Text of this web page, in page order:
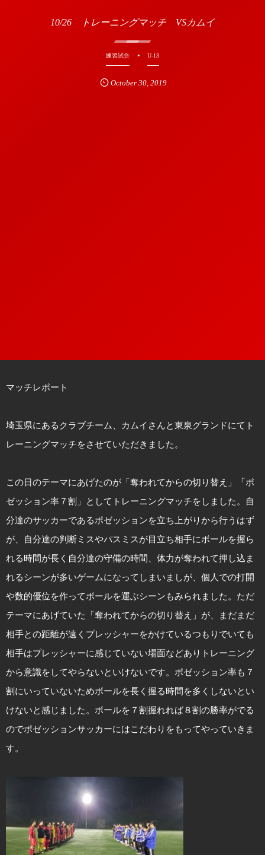
10/26 トレーニングマッチ VSカムイ
練習試合 U-13
October 30 ,2019
マッチレポート
埼玉県にあるクラブチーム、カムイさんと東泉グランドにてト
レーニングマッチをさせていただきました。
この日のテーマにあげたのが「奪われてからの切り替え」「ポ
ゼッション率７割」としてトレーニングマッチをしました。自
分達のサッカーであるポゼッションを立ち上がりから行うはず
が、自分達の判断ミスやパスミスが目立ち相手にボールを握ら
れる時間が長く自分達の守備の時間、体力が奪われて押し込ま
れるシーンが多いゲームになってしまいましが、個人での打開
や数的優位を作ってボールを運ぶシーンもみられました。ただ
テーマにあげていた「奪われてからの切り替え」が、まだまだ
相手との距離が遠くプレッシャーをかけているつもりでいても
相手はプレッシャーに感じていない場面などありトレーニング
から意識をしてやらないといけないです。ポゼッション率も７
割にいっていないためボールを長く握る時間を多くしないとい
けないと感じました。ボールを７割握れれば８割の勝率がでる
のでポゼッションサッカーにはこだわりをもってやっていきま
す。